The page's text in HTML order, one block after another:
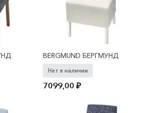
BERGMUND БЕРГМУНД
Нет в наличии
7099,00₽